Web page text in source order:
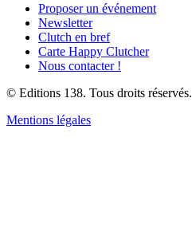
Proposer un événement
Newsletter
Clutch en bref
Carte Happy Clutcher
Nous contacter !
© Editions 138. Tous droits réservés.
Mentions légales